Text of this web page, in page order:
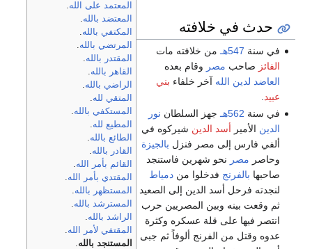
المعتمد على الله.
المعتضد بالله.
المكتفي بالله.
المرتضي بالله.
المقتدر بالله.
القاهر بالله.
الراضي بالله.
المتقي لله.
المستكفي بالله.
المطيع لله.
الطائع بالله.
القادر بالله.
القائم بأمر الله.
المقتدي بأمر الله.
المستظهر بالله.
المسترشد بالله.
الراشد بالله.
المقتفي لأمر الله.
المستنجد بالله.
حدث في خلافته
في سنة 547هـ
من خلافته مات
الفائز صاحب مصر وقام بعده
العاضد لدين الله آخر خلفاء بني
عبيد.
في سنة 562هـ جهز السلطان نور
الدين الأمير أسد الدين شيركوه في
ألفي فارس إلى مصر فنزل بالجيزة
وحاصر مصر نحو شهرين فاستنجد
صاحبها بالفرنج فدخلوا مندمياط
لنجدته فرحل أسد الدين إلى الصعيد
ثم وقعت بينه وبين المصريين حرب
انتصر فيها على قلة عسكره وكثرة
عدوه وقتل من الفرنج ألوفاً ثم جبى